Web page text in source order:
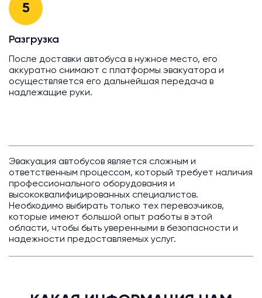
5
Разгрузка
После доставки автобуса в нужное место, его
аккуратно снимают с платформы эвакуатора и
осуществляется его дальнейшая передача в
надлежащие руки.
Эвакуация автобусов является сложным и
ответственным процессом, который требует наличия
профессионального оборудования и
высококвалифицированных специалистов.
Необходимо выбирать только тех перевозчиков,
которые имеют большой опыт работы в этой
области, чтобы быть уверенными в безопасности и
надежности предоставляемых услуг.